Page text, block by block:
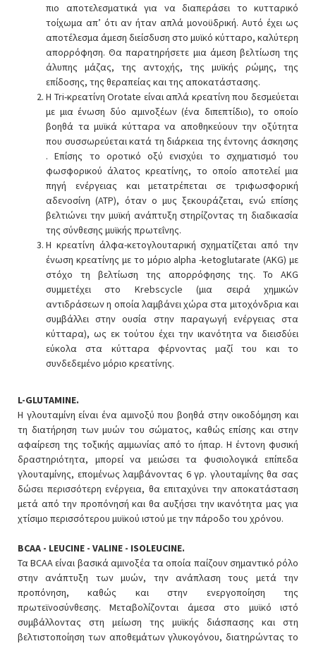
πιο αποτελεσματικά για να διαπεράσει το κυτταρικό
τοίχωμα απ’ ότι αν ήταν απλά μονοϋδρική. Αυτό έχει ως
αποτέλεσμα άμεση διείσδυση στο μυϊκό κύτταρο, καλύτερη
απορρόφηση. Θα παρατηρήσετε μια άμεση βελτίωση της
άλυπης μάζας, της αντοχής, της μυϊκής ρώμης, της
επίδοσης, της θεραπείας και της αποκατάστασης.
Η Tri-κρεατίνη Orotate είναι απλά κρεατίνη που δεσμεύεται
με μια ένωση δύο αμινοξέων (ένα διπεπτίδιο), το οποίο
βοηθά τα μυϊκά κύτταρα να αποθηκεύουν την οξύτητα
που συσσωρεύεται κατά τη διάρκεια της έντονης άσκησης
. Επίσης το οροτικό οξύ ενισχύει το σχηματισμό του
φωσφορικού άλατος κρεατίνης, το οποίο αποτελεί μια
πηγή ενέργειας και μετατρέπεται σε τριφωσφορική
αδενοσίνη (ΑΤΡ), όταν ο μυς ξεκουράζεται, ενώ επίσης
βελτιώνει την μυϊκή ανάπτυξη στηρίζοντας τη διαδικασία
της σύνθεσης μυϊκής πρωτεΐνης.
Η κρεατίνη άλφα-κετογλουταρική σχηματίζεται από την
ένωση κρεατίνης με το μόριο alpha -ketoglutarate (AKG) με
στόχο τη βελτίωση της απορρόφησης της. Το AKG
συμμετέχει στο Krebscycle (μια σειρά χημικών
αντιδράσεων η οποία λαμβάνει χώρα στα μιτοχόνδρια και
συμβάλλει στην ουσία στην παραγωγή ενέργειας στα
κύτταρα), ως εκ τούτου έχει την ικανότητα να διεισδύει
εύκολα στα κύτταρα φέρνοντας μαζί του και το
συνδεδεμένο μόριο κρεατίνης.
L-GLUTAMINE.
H γλουταμίνη είναι ένα αμινοξύ που βοηθά στην οικοδόμηση και
τη διατήρηση των μυών του σώματος, καθώς επίσης και στην
αφαίρεση της τοξικής αμμωνίας από το ήπαρ. Η έντονη φυσική
δραστηριότητα, μπορεί να μειώσει τα φυσιολογικά επίπεδα
γλουταμίνης, επομένως λαμβάνοντας 6 γρ. γλουταμίνης θα σας
δώσει περισσότερη ενέργεια, θα επιταχύνει την αποκατάσταση
μετά από την προπόνησή και θα αυξήσει την ικανότητα μας για
χτίσιμο περισσότερου μυϊκού ιστού με την πάροδο του χρόνου.
BCAA - LEUCINE - VALINE - ISOLEUCINE.
Τα BCAA είναι βασικά αμινοξέα τα οποία παίζουν σημαντικό ρόλο
στην ανάπτυξη των μυών, την ανάπλαση τους μετά την
προπόνηση, καθώς και στην ενεργοποίηση της
πρωτεϊνοσύνθεσης. Μεταβολίζονται άμεσα στο μυϊκό ιστό
συμβάλλοντας στη μείωση της μυϊκής διάσπασης και στη
βελτιστοποίηση των αποθεμάτων γλυκογόνου, διατηρώντας το